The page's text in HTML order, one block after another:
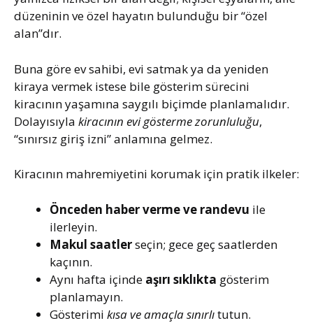
düzeninin ve özel hayatın bulunduğu bir “özel
alan”dır.
Buna göre ev sahibi, evi satmak ya da yeniden
kiraya vermek istese bile gösterim sürecini
kiracının yaşamına saygılı biçimde planlamalıdır.
Dolayısıyla kiracının evi gösterme zorunluluğu,
“sınırsız giriş izni” anlamına gelmez.
Kiracının mahremiyetini korumak için pratik ilkeler:
Önceden haber verme ve randevu ile
ilerleyin.
Makul saatlerseçin; gece geç saatlerden
kaçının.
Aynı hafta içinde aşırı sıklıkta gösterim
planlamayın.
Gösterimi kısa ve amaçla sınırlıtutun.